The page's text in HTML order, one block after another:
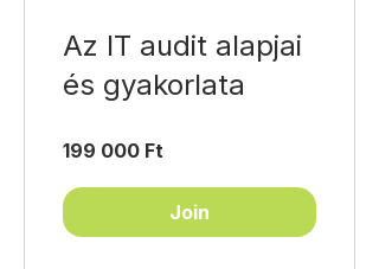
Az IT audit alapjai
és gyakorlata
199 000 Ft
Join